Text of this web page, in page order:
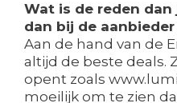
Wat is de reden
dan bij de
Aan de hand van de
altijd de beste deals.
opent zoals
moeilijk om te zien